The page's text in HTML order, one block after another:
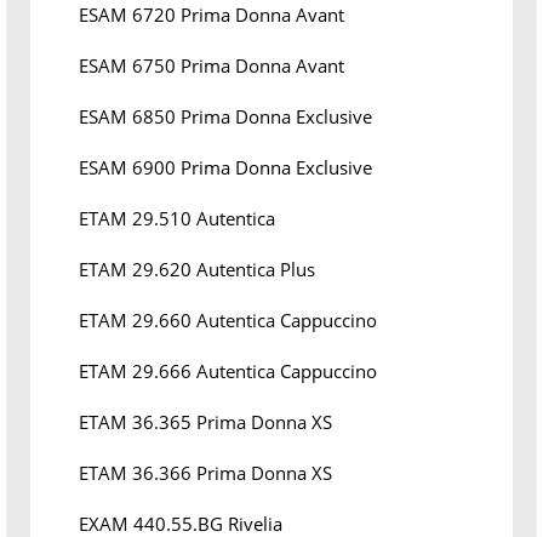
ESAM 6720 Prima Donna Avant
ESAM 6750 Prima Donna Avant
ESAM 6850 Prima Donna Exclusive
ESAM 6900 Prima Donna Exclusive
ETAM 29.510 Autentica
ETAM 29.620 Autentica Plus
ETAM 29.660 Autentica Cappuccino
ETAM 29.666 Autentica Cappuccino
ETAM 36.365 Prima Donna XS
ETAM 36.366 Prima Donna XS
EXAM 440.55.BG Rivelia